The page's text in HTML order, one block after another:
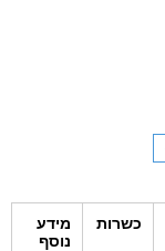
כשרות
מידע
נוסף